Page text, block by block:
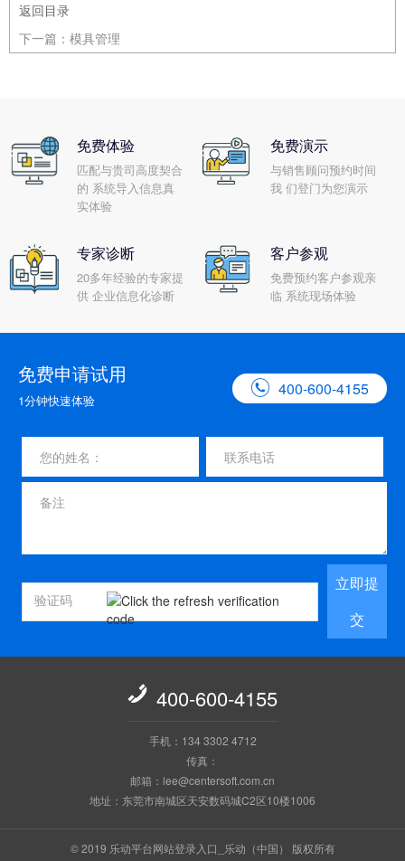
返回目录
下一篇： 模具管理
免费体验
匹配与贵司高度契合
的 系统导入信息真
实体验
免费演示
与销售顾问预约时间
我 们登门为您演示
专家诊断
20多年经验的专家提
供 企业信息化诊断
客户参观
免费预约客户参观亲
临 系统现场体验
免费申请试用
1分钟快速体验
 400-600-4155
立即提
交
 400-600-4155
手机：134 3302 4712
传真：
邮箱：lee@centersoft.com.cn
地址：东莞市南城区天安数码城C2区10楼1006
© 2019 乐动平台网站登录入口_乐动（中国） 版权所有